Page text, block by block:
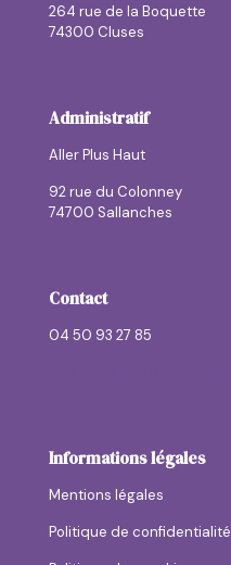
264 rue de la Boquette
74300 Cluses
Administratif
Aller Plus Haut
92 rue du Colonney
74700 Sallanches
Contact
04 50 93 27 85
Informations légales
Mentions légales
Politique de confidentialité